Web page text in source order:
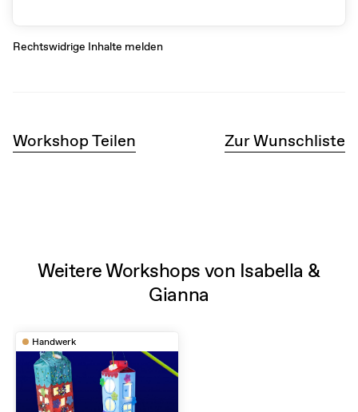
Rechtswidrige Inhalte melden
Workshop Teilen Zur Wunschliste
Weitere Workshops von Isabella &
Gianna
Handwerk